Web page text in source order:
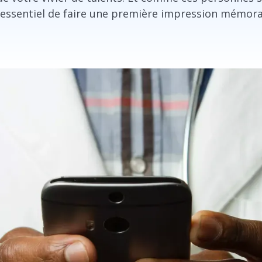
de faire une première impression